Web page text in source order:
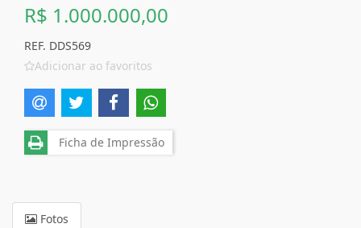
R$ 1.000.000,00
REF. DDS569
Adicionar ao favoritos
Ficha de Impressão
Fotos